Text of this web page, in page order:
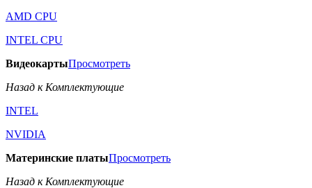
AMD CPU
INTEL CPU
ВидеокартыПросмотреть
Назад к Комплектующие
INTEL
NVIDIA
Материнские платыПросмотреть
Назад к Комплектующие